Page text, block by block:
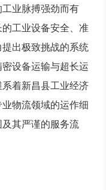
业脉搏强劲而有
工业设备安全、准
出极致挑战的系统
设备运输与超长运
着新昌县工业经济
物流领域的运作细
其严谨的服务流